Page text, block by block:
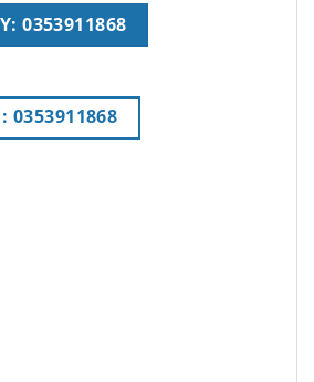
0353911868
0353911868